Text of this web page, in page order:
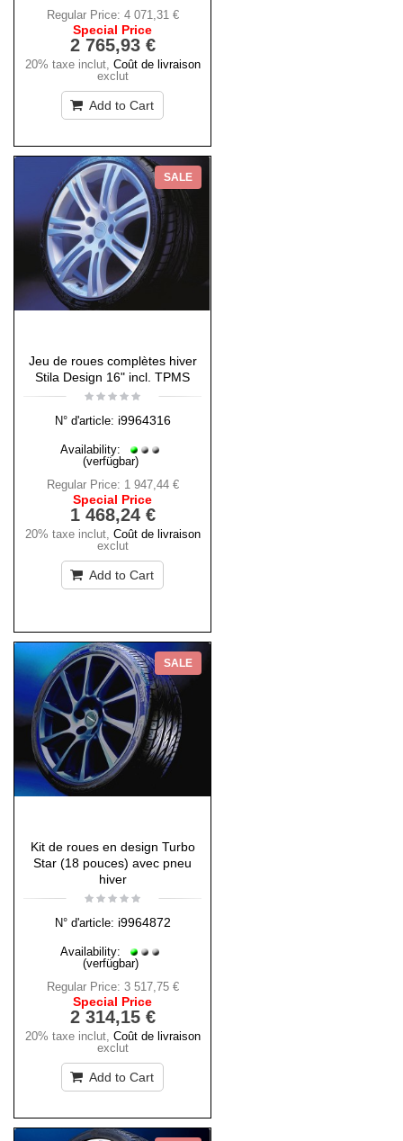
Regular Price: 4 071,31 €
Special Price
2 765,93 €
20% taxe inclut, Coût de livraison
exclut
Add to Cart
SALE
Jeu de roues complètes hiver
Stila Design 16" incl. TPMS
N° d'article: i9964316
Availability:
(verfügbar)
Regular Price: 1 947,44 €
Special Price
1 468,24 €
20% taxe inclut, Coût de livraison
exclut
Add to Cart
SALE
Kit de roues en design Turbo
Star (18 pouces) avec pneu
hiver
N° d'article: i9964872
Availability:
(verfügbar)
Regular Price: 3 517,75 €
Special Price
2 314,15 €
20% taxe inclut, Coût de livraison
exclut
Add to Cart